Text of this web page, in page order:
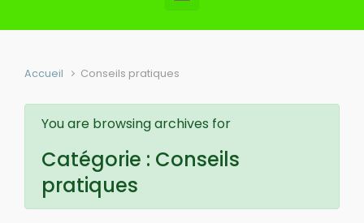
Accueil Conseils pratiques
You are browsing archives for
Catégorie : Conseils
pratiques